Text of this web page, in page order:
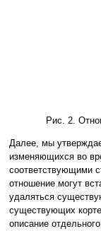
Рис. 2.
Далее, мы
изменяющихся во
соответствующими
отношение могут
удаляться
существующих
описание